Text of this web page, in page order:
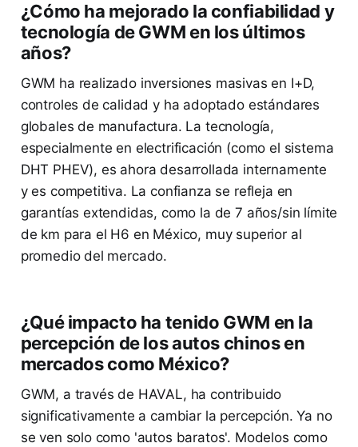
¿Cómo ha mejorado la confiabilidad y
tecnología de GWM en los últimos
años?
GWM ha realizado inversiones masivas en I+D,
controles de calidad y ha adoptado estándares
globales de manufactura. La tecnología,
especialmente en electrificación (como el sistema
DHT PHEV), es ahora desarrollada internamente
y es competitiva. La confianza se refleja en
garantías extendidas, como la de 7 años/sin límite
de km para el H6 en México, muy superior al
promedio del mercado.
¿Qué impacto ha tenido GWM en la
percepción de los autos chinos en
mercados como México?
GWM, a través de HAVAL, ha contribuido
significativamente a cambiar la percepción. Ya no
se ven solo como 'autos baratos'. Modelos como